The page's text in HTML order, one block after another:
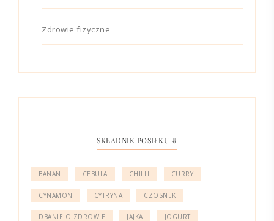
Zdrowie fizyczne
SKŁADNIK POSIŁKU ⇩
BANAN CEBULA CHILLI CURRY
CYNAMON CYTRYNA CZOSNEK
DBANIE O ZDROWIE JAJKA JOGURT